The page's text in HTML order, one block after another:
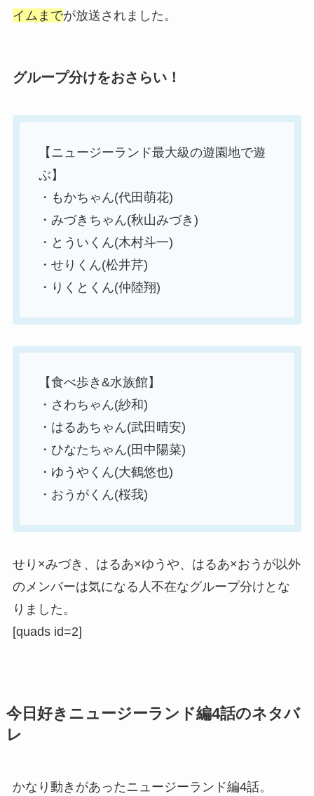
イムまでが放送されました。
グループ分けをおさらい！
【ニュージーランド最大級の遊園地で遊
ぶ】
・もかちゃん(代田萌花)
・みづきちゃん(秋山みづき)
・とういくん(木村斗一)
・せりくん(松井芹)
・りくとくん(仲陸翔)
【食べ歩き&水族館】
・さわちゃん(紗和)
・はるあちゃん(武田晴安)
・ひなたちゃん(田中陽菜)
・ゆうやくん(大鶴悠也)
・おうがくん(桜我)
せり×みづき、はるあ×ゆうや、はるあ×おうが以外
のメンバーは気になる人不在なグループ分けとな
りました。
[quads id=2]
今日好きニュージーランド編4話のネタバ
レ
かなり動きがあったニュージーランド編4話。